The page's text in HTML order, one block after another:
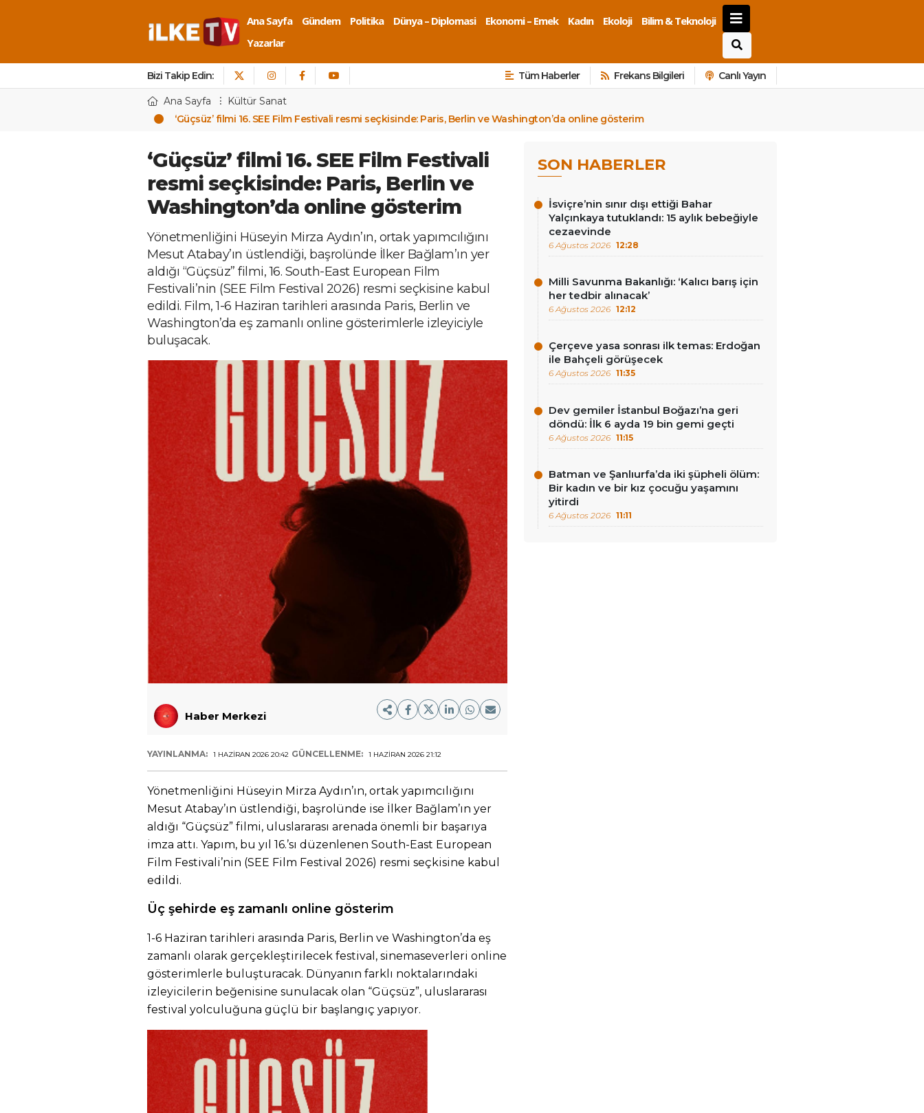
Ana Sayfa Gündem Politika Dünya – Diplomasi Ekonomi – Emek Kadın Ekoloji
Bilim & Teknoloji
Yazarlar
Bizi Takip Edin: Tüm Haberler Frekans Bilgileri Canlı Yayın
Ana Sayfa
Kültür Sanat
‘Güçsüz’ filmi 16. SEE Film Festivali resmi seçkisinde: Paris, Berlin ve Washington’da online gösterim
‘Güçsüz’ filmi 16. SEE Film Festivali
resmi seçkisinde: Paris, Berlin ve
Washington’da online gösterim
Yönetmenliğini Hüseyin Mirza Aydın’ın, ortak yapımcılığını
Mesut Atabay’ın üstlendiği, başrolünde İlker Bağlam’ın yer
aldığı “Güçsüz” filmi, 16. South-East European Film
Festivali’nin (SEE Film Festival 2026) resmi seçkisine kabul
edildi. Film, 1-6 Haziran tarihleri arasında Paris, Berlin ve
Washington’da eş zamanlı online gösterimlerle izleyiciyle
buluşacak.
Haber Merkezi
YAYINLANMA: 1 HAZIRAN 2026 20:42 GÜNCELLENME: 1 HAZIRAN 2026 21:12
Yönetmenliğini Hüseyin Mirza Aydın’ın, ortak yapımcılığını
Mesut Atabay’ın üstlendiği, başrolünde ise İlker Bağlam’ın yer
aldığı “Güçsüz” filmi, uluslararası arenada önemli bir başarıya
imza attı. Yapım, bu yıl 16.’sı düzenlenen South-East European
Film Festivali’nin (SEE Film Festival 2026) resmi seçkisine kabul
edildi.
Üç şehirde eş zamanlı online gösterim
1-6 Haziran tarihleri arasında Paris, Berlin ve Washington’da eş
zamanlı olarak gerçekleştirilecek festival, sinemaseverleri online
gösterimlerle buluşturacak. Dünyanın farklı noktalarındaki
izleyicilerin beğenisine sunulacak olan “Güçsüz”, uluslararası
festival yolculuğuna güçlü bir başlangıç yapıyor.
SON HABERLER
İsviçre’nin sınır dışı ettiği Bahar
Yalçınkaya tutuklandı: 15 aylık bebeğiyle
cezaevinde
6 Ağustos 2026 12:28
Milli Savunma Bakanlığı: ‘Kalıcı barış için
her tedbir alınacak’
6 Ağustos 2026 12:12
Çerçeve yasa sonrası ilk temas: Erdoğan
ile Bahçeli görüşecek
6 Ağustos 2026 11:35
Dev gemiler İstanbul Boğazı’na geri
döndü: İlk 6 ayda 19 bin gemi geçti
6 Ağustos 2026 11:15
Batman ve Şanlıurfa’da iki şüpheli ölüm:
Bir kadın ve bir kız çocuğu yaşamını
yitirdi
6 Ağustos 2026 11:11